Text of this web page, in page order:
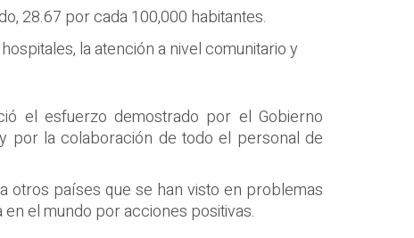
28.67 por cada 100,000 habitantes.
la atención a nivel comunitario y
el esfuerzo demostrado por el Gobierno
por la colaboración de todo el personal de
otros países que se han visto en problemas
el mundo por acciones positivas.